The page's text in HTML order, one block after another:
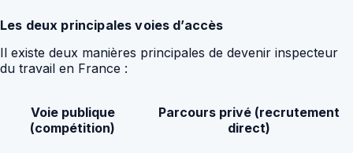
Les deux principales voies d’accès
Il existe deux manières principales de devenir inspecteur
du travail en France :
Voie publique
(compétition)
Parcours privé (recrutement
direct)